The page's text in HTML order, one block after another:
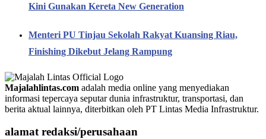
Kini Gunakan Kereta New Generation
Menteri PU Tinjau Sekolah Rakyat Kuansing Riau,
Finishing Dikebut Jelang Rampung
Majalahlintas.com adalah media online yang menyediakan
informasi tepercaya seputar dunia infrastruktur, transportasi, dan
berita aktual lainnya, diterbitkan oleh PT Lintas Media Infrastruktur.
alamat redaksi/perusahaan